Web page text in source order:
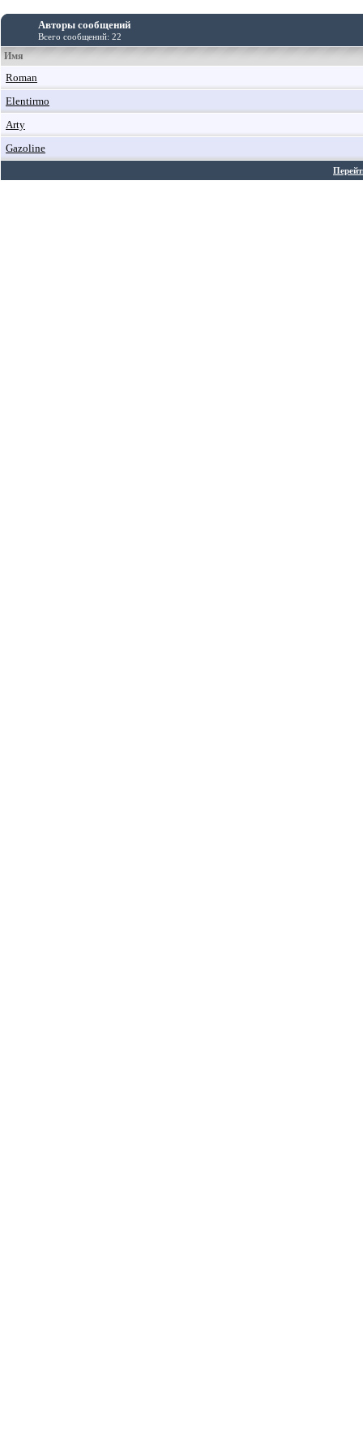
Авторы сообщений
Всего сообщений: 22
Имя
Roman
Elentirmo
Arty
Gazoline